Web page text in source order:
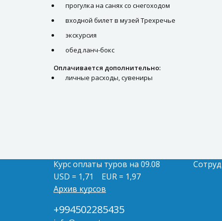
прогулка на санях со снегоходом
входной билет в музей Трехречье
экскурсия
обед ланч-бокс
Оплачивается дополнительно:
личные расходы, сувениры
Курс оплаты туров на 09.08
USD = 1,71
EUR = 1,97
Архив курсов
+994502285435